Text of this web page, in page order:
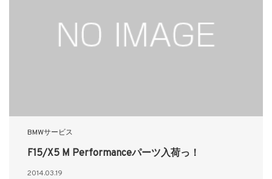
BMWサービス
F15/X5 M Performanceパーツ入荷っ！
2014.03.19